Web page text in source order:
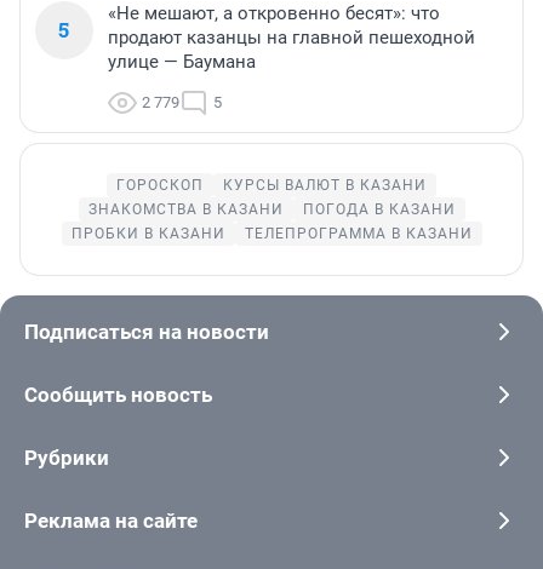
5
«Не мешают, а откровенно бесят»: что
продают казанцы на главной пешеходной
улице — Баумана
2 779 5
ГОРОСКОП
КУРСЫ ВАЛЮТ В КАЗАНИ
ЗНАКОМСТВА В КАЗАНИ
ПОГОДА В КАЗАНИ
ПРОБКИ В КАЗАНИ
ТЕЛЕПРОГРАММА В КАЗАНИ
Подписаться на новости
Сообщить новость
Рубрики
Реклама на сайте